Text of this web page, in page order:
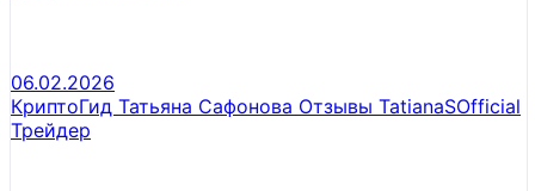
06.02.2026
КриптоГид Татьяна Сафонова Отзывы TatianaSOfficial
Трейдер